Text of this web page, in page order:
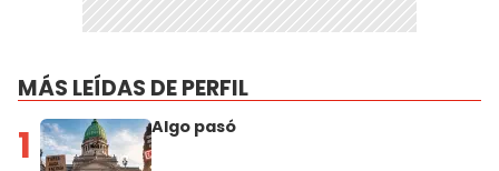
MÁS LEÍDAS DE PERFIL
1 Algo pasó